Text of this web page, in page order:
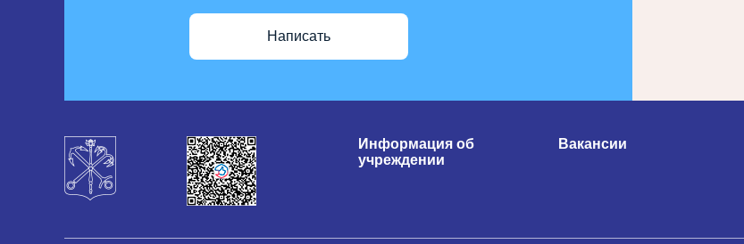
Написать
Информация об
учреждении
Вакансии